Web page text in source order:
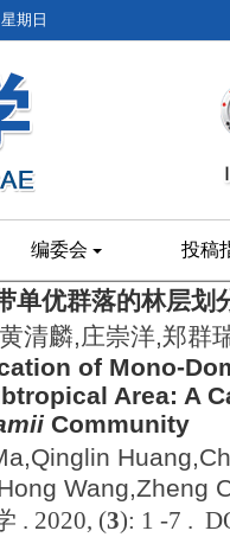
期日
编委会 投稿
单优群落的林层
清麟,庄崇洋,郑群
of Mono-
Area: A
Community
Wang,Zheng
. 2020, (3): 1 -7 .